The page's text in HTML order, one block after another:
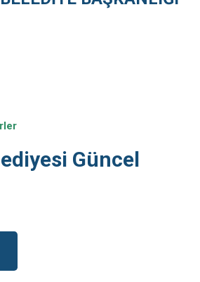
Güncel